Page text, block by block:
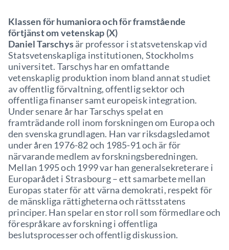
Klassen för humaniora och för framstående
förtjänst om vetenskap (X)
Daniel Tarschysär professor i statsvetenskap vid
Statsvetenskapliga institutionen, Stockholms
universitet. Tarschys har en omfattande
vetenskaplig produktion inom bland annat studiet
av offentlig förvaltning, offentlig sektor och
offentliga finanser samt europeisk integration.
Under senare år har Tarschys spelat en
framträdande roll inom forskningen om Europa och
den svenska grundlagen. Han var riksdagsledamot
under åren 1976-82 och 1985-91 och är för
närvarande medlem av forskningsberedningen.
Mellan 1995 och 1999 var han generalsekreterare i
Europarådet i Strasbourg – ett samarbete mellan
Europas stater för att värna demokrati, respekt för
de mänskliga rättigheterna och rättsstatens
principer. Han spelar en stor roll som förmedlare och
förespråkare av forskning i offentliga
beslutsprocesser och offentlig diskussion.